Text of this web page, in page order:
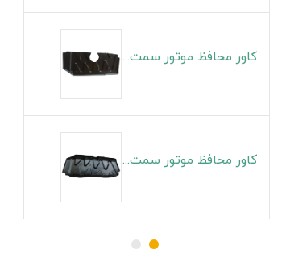
کاور محافظ موتور سمت راست J4
کاور محافظ موتور سمت چپ J4